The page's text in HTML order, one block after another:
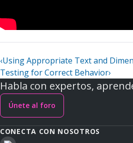
‹Using Appropriate Text and
Testing for Correct Behavior›
Habla con expertos,
Únete al foro
CONECTA CON NOSOTROS